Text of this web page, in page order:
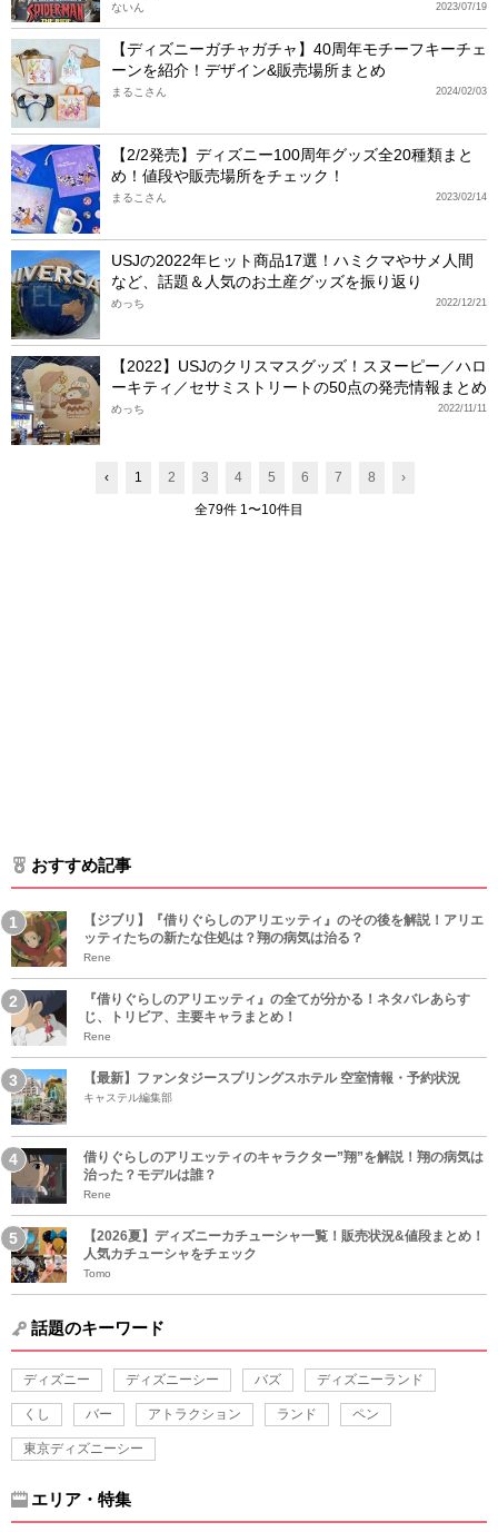
2023/07/19
ないん
【ディズニーガチャガチャ】40周年モチーフキーチェ
ーンを紹介！デザイン&販売場所まとめ
2024/02/03
まるこさん
【2/2発売】ディズニー100周年グッズ全20種類まと
め！値段や販売場所をチェック！
2023/02/14
まるこさん
USJの2022年ヒット商品17選！ハミクマやサメ人間
など、話題＆人気のお土産グッズを振り返り
2022/12/21
めっち
【2022】USJのクリスマスグッズ！スヌーピー／ハロ
ーキティ／セサミストリートの50点の発売情報まとめ
2022/11/11
めっち
‹ 1 2 3 4 5 6 7 8 ›
全79件 1〜10件目
おすすめ記事
【ジブリ】『借りぐらしのアリエッティ』のその後を解説！アリエ
ッティたちの新たな住処は？翔の病気は治る？
Rene
『借りぐらしのアリエッティ』の全てが分かる！ネタバレあらす
じ、トリビア、主要キャラまとめ！
Rene
【最新】ファンタジースプリングスホテル 空室情報・予約状況
キャステル編集部
借りぐらしのアリエッティのキャラクター”翔”を解説！翔の病気は
治った？モデルは誰？
Rene
【2026夏】ディズニーカチューシャ一覧！販売状況&値段まとめ！
人気カチューシャをチェック
Tomo
話題のキーワード
ディズニー ディズニーシー バズ ディズニーランド
くし バー アトラクション ランド ペン
東京ディズニーシー
エリア・特集